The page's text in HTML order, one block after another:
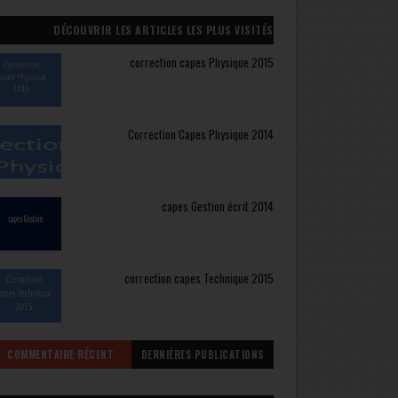
DÉCOUVRIR LES ARTICLES LES PLUS VISITÉS
correction capes Physique 2015
Correction Capes Physique 2014
capes Gestion écrit 2014
correction capes Technique 2015
COMMENTAIRE RÉCENT
DERNIÈRES PUBLICATIONS